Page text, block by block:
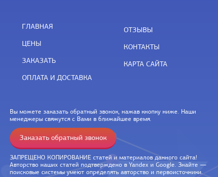
ГЛАВНАЯ
ЦЕНЫ
ЗАКАЗАТЬ
ОПЛАТА И ДОСТАВКА
ОТЗЫВЫ
КОНТАКТЫ
КАРТА САЙТА
Вы можете заказать обратный звонок, нажав кнопку ниже. Наши
менеджеры свяжутся с Вами в ближайшее время.
Заказать обратный звонок
ЗАПРЕЩЕНО КОПИРОВАНИЕ статей и материалов данного сайта!
Авторство наших статей подтверждено в Yandex и Google. Знайте —
поисковые системы умеют определять авторство и первоисточники.